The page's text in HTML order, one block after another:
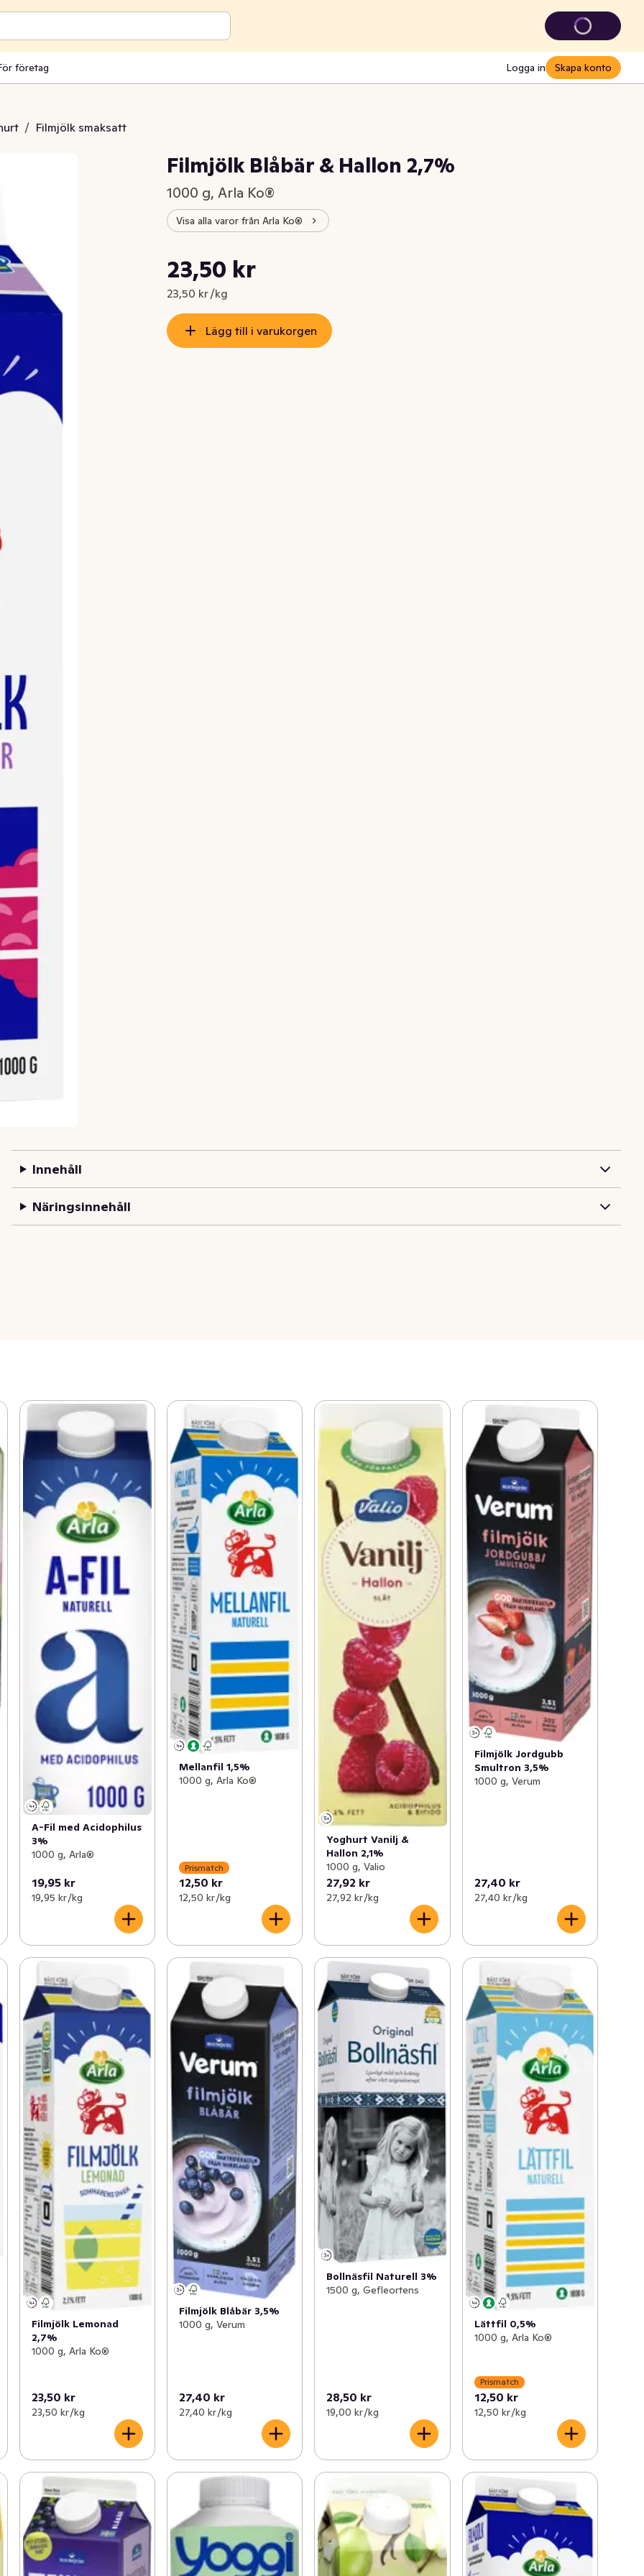
företag Logga in Skapa konto
/ Filmjölk smaksatt
Filmjölk Blåbär & Hallon 2,7%
1000 g, Arla Ko®
Visa alla varor från Arla Ko®
Nuvarande pris är: 23,50 kr
23,50 kr
23,50 kr /kg
Styckpris: 23,50 kr /kg
Lägg till i varukorgen
Innehåll
Näringsinnehåll
A-Fil med Acidophilus
3%
1000 g, Arla®
19,95 kr
19,95 kr /kg
Mellanfil 1,5%
1000 g, Arla Ko®
Prismatch
12,50 kr
12,50 kr /kg
Yoghurt Vanilj &
Hallon 2,1%
1000 g, Valio
27,92 kr
27,92 kr /kg
Filmjölk Jordgubb
Smultron 3,5%
1000 g, Verum
27,40 kr
27,40 kr /kg
Filmjölk Lemonad
2,7%
1000 g, Arla Ko®
23,50 kr
23,50 kr /kg
Filmjölk Blåbär 3,5%
1000 g, Verum
27,40 kr
27,40 kr /kg
Bollnäsfil Naturell 3%
1500 g, Gefleortens
28,50 kr
19,00 kr /kg
Lättfil 0,5%
1000 g, Arla Ko®
Prismatch
12,50 kr
12,50 kr /kg